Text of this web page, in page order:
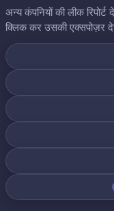
अन्य कंपनियों की लीक
क्लिक कर उसकी एक्सपोज़र